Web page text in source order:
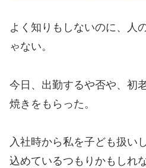
よく知りもしないのに、人
ゃない。
今日、出勤するや否や、初
焼きをもらった。
入社時から私を子ども扱い
込めているつもりかもしれ